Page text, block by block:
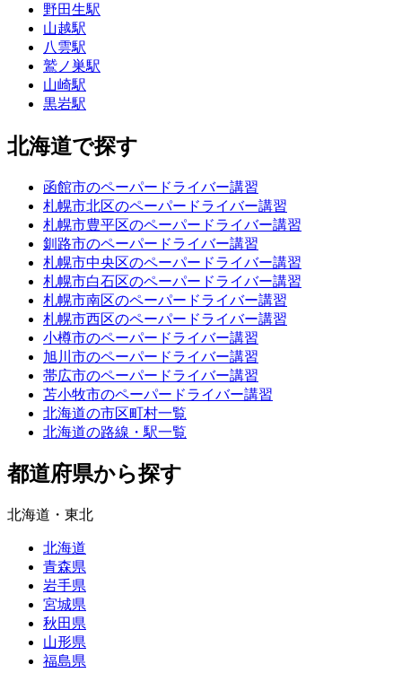
野田生駅
山越駅
八雲駅
鷲ノ巣駅
山崎駅
黒岩駅
北海道で探す
函館市のペーパードライバー講習
札幌市北区のペーパードライバー講習
札幌市豊平区のペーパードライバー講習
釧路市のペーパードライバー講習
札幌市中央区のペーパードライバー講習
札幌市白石区のペーパードライバー講習
札幌市南区のペーパードライバー講習
札幌市西区のペーパードライバー講習
小樽市のペーパードライバー講習
旭川市のペーパードライバー講習
帯広市のペーパードライバー講習
苫小牧市のペーパードライバー講習
北海道の市区町村一覧
北海道の路線・駅一覧
都道府県から探す
北海道・東北
北海道
青森県
岩手県
宮城県
秋田県
山形県
福島県